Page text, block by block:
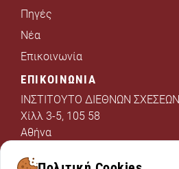
Πηγές
Νέα
Επικοινωνία
ΕΠΙΚΟΙΝΩΝΙΑ
ΙΝΣΤΙΤΟΥΤΟ ΔΙΕΘΝΩΝ ΣΧΕΣΕΩΝ
Χίλλ 3-5, 105 58
Αθήνα
chinaprogram@idis.gr